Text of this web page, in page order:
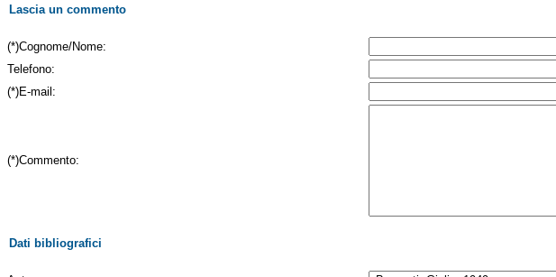
Lascia un commento
(*)Cognome/Nome:
Telefono:
(*)E-mail:
(*)Commento:
Dati bibliografici